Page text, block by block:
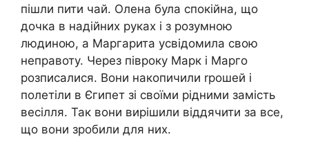
пішли пити чай. Олена була спокійна, що
дочка в надійних руках і з розумною
людиною, а Маргарита усвідомила свою
неправоту. Через півроку Марк і Марго
розписалися. Вони накопичили rрошей і
полетіли в Єгипет зі своїми рідними замість
весілля. Так вони вирішили віддячити за все,
що вони зробили для них.